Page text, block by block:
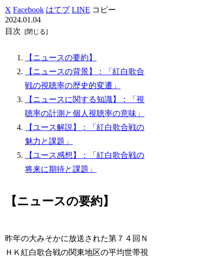
X Facebook はてブ LINE コピー
2024.01.04
目次
【ニュースの要約】
【ニュースの背景】：「紅白歌合
戦の視聴率の歴史的変遷」
【ニュースに関する知識】：「視
聴率の計測と個人視聴率の意味」
【ユース解説】：「紅白歌合戦の
魅力と課題」
【ユース感想】：「紅白歌合戦の
将来に期待と課題」
【ニュースの要約】
昨年の大みそかに放送された第７４回Ｎ
ＨＫ紅白歌合戦の関東地区の平均世帯視